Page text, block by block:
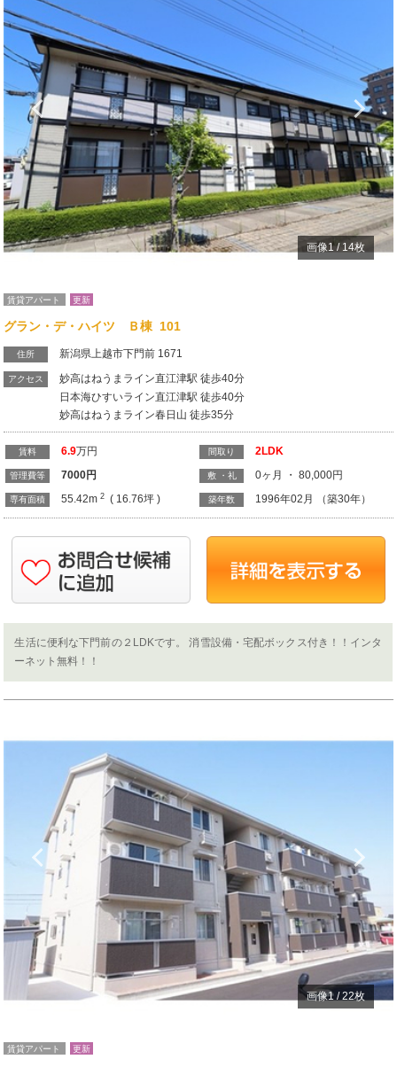
Previous
画像1/ 14枚
賃貸アパート 更新
グラン・デ・ハイツ Ｂ棟 101
住所 新潟県上越市下門前 1671
アクセス
妙高はねうまライン直江津駅 徒歩40分
日本海ひすいライン直江津駅 徒歩40分
妙高はねうまライン春日山 徒歩35分
賃料 6.9万円
管理費等 7000円
専有面積 55.42m 2( 16.76坪 )
間取り 2LDK
敷 ・礼 0ヶ月 ・ 80,000円
築年数 1996年02月 （築30年）
生活に便利な下門前の２LDKです。 消雪設備・宅配ボックス付き！！インタ
ーネット無料！！
Previous
画像1/22枚
賃貸アパート 更新